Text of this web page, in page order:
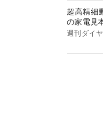
超高精細
の家電見
週刊ダイ